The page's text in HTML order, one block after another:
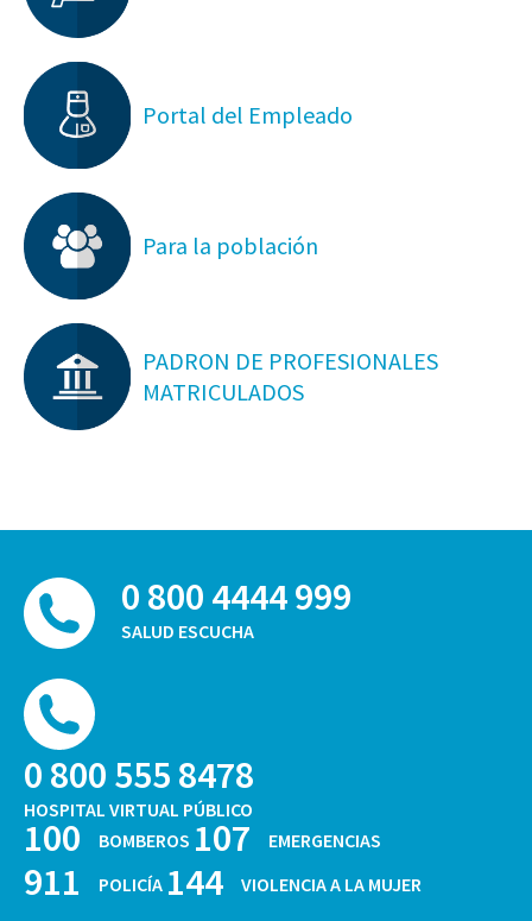
Portal del Empleado
Para la población
PADRON DE PROFESIONALES
MATRICULADOS
0 800 4444 999
SALUD ESCUCHA
0 800 555 8478
HOSPITAL VIRTUAL PÚBLICO
100 BOMBEROS 107 EMERGENCIAS
911 POLICÍA 144 VIOLENCIA A LA MUJER